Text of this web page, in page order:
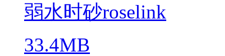
弱水时砂roselink
33.4MB